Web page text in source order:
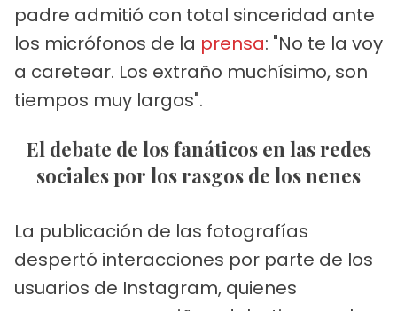
padre admitió con total sinceridad ante
los micrófonos de la prensa: "No te la voy
a caretear. Los extraño muchísimo, son
tiempos muy largos".
El debate de los fanáticos en las redes
sociales por los rasgos de los nenes
La publicación de las fotografías
despertó interacciones por parte de los
usuarios de Instagram, quienes